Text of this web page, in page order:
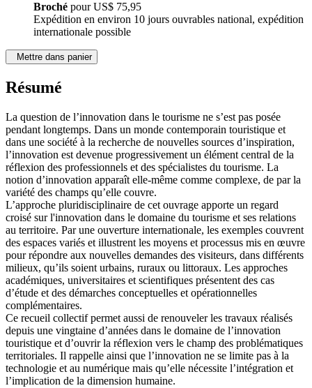
Broché pourUS$ 75,95
Expédition en environ 10 jours ouvrables national, expédition
internationale possible
Mettre dans panier
Résumé
La question de l’innovation dans le tourisme ne s’est pas posée
pendant longtemps. Dans un monde contemporain touristique et
dans une société à la recherche de nouvelles sources d’inspiration,
l’innovation est devenue progressivement un élément central de la
réflexion des professionnels et des spécialistes du tourisme. La
notion d’innovation apparaît elle-même comme complexe, de par la
variété des champs qu’elle couvre.
L’approche pluridisciplinaire de cet ouvrage apporte un regard
croisé sur l'innovation dans le domaine du tourisme et ses relations
au territoire. Par une ouverture internationale, les exemples couvrent
des espaces variés et illustrent les moyens et processus mis en œuvre
pour répondre aux nouvelles demandes des visiteurs, dans différents
milieux, qu’ils soient urbains, ruraux ou littoraux. Les approches
académiques, universitaires et scientifiques présentent des cas
d’étude et des démarches conceptuelles et opérationnelles
complémentaires.
Ce recueil collectif permet aussi de renouveler les travaux réalisés
depuis une vingtaine d’années dans le domaine de l’innovation
touristique et d’ouvrir la réflexion vers le champ des problématiques
territoriales. Il rappelle ainsi que l’innovation ne se limite pas à la
technologie et au numérique mais qu’elle nécessite l’intégration et
l’implication de la dimension humaine.